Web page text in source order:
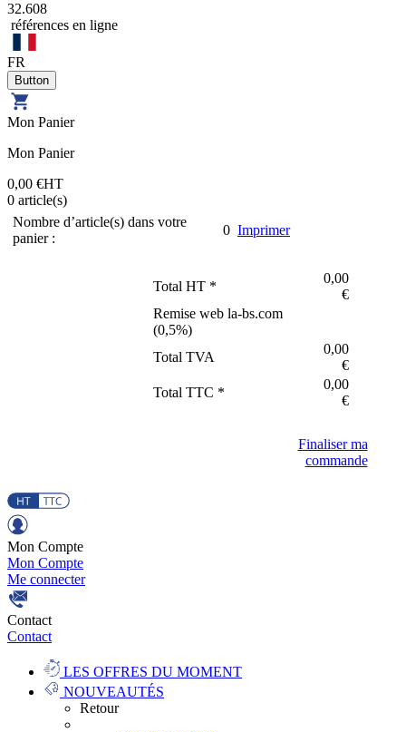
32.608
références en ligne
FR
Mon Panier
Mon Panier
0,00 €HT
0 article(s)
Nombre d’article(s) dans votre
panier :
0 Imprimer
Total HT *
0,00
€
Remise web la-bs.com
(0,5%)
Total TVA
0,00
€
Total TTC *
0,00
€
Finaliser ma
commande
Mon Compte
Mon Compte
Me connecter
Contact
Contact
LES OFFRES DU MOMENT
NOUVEAUTÉS
Retour